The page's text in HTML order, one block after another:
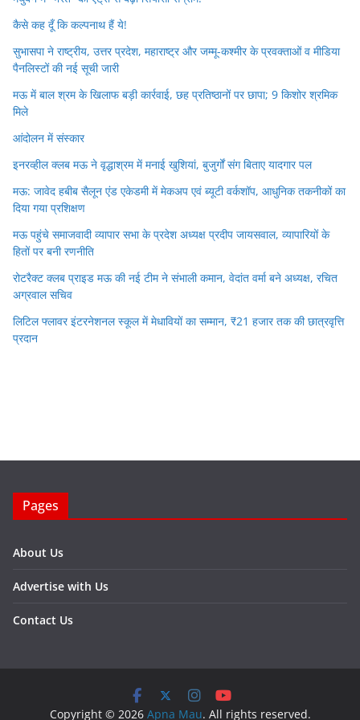
कैसे कह दूँ कि कल्पनाथ हैं ये!
सुभासपा ने राष्ट्रीय, उत्तर प्रदेश, महाराष्ट्र और जम्मू-कश्मीर के प्रवक्ताओं व मीडिया
पैनलिस्टों की नई सूची जारी
मऊ में बाल श्रम के खिलाफ बड़ी कार्रवाई, छह प्रतिष्ठानों पर छापा; 9 किशोर श्रमिक
मिले
आंदोलन में संस्कार
इनरव्हील क्लब मऊ ने वृद्धाश्रम में मनाई खुशियां, बुजुर्गों संग बिताए यादगार पल
मऊ: जावेद हबीब सैलून एंड एकेडमी में मेकअप एवं ब्यूटी वर्कशॉप, आधुनिक तकनीकों का
दिया गया प्रशिक्षण
मऊ पहुंचे समाजवादी व्यापार सभा के प्रदेश अध्यक्ष प्रदीप जायसवाल, व्यापारियों के
हितों पर बनी रणनीति
रोटरैक्ट क्लब प्राइड मऊ की नई टीम ने संभाली कमान, वेदांत वर्मा बने अध्यक्ष, रचित
अग्रवाल सचिव
लिटिल फ्लावर इंटरनेशनल स्कूल में मेधावियों का सम्मान, ₹21 हजार तक की छात्रवृत्ति
प्रदान
Pages
About Us
Advertise with Us
Contact Us
Copyright © 2026 Apna Mau. All rights reserved.